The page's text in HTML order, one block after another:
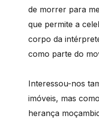
de morrer para
que permite a
corpo da
como parte do
Interessou-nos
imóveis, mas
herança